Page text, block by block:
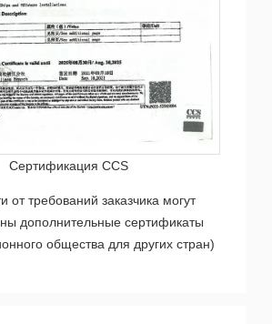
Сертификация CCS
от требований заказчика могут
дополнительные сертификаты
общества для других стран)